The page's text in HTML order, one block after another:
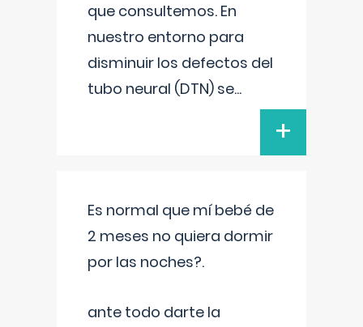
que consultemos. En
nuestro entorno para
disminuir los defectos del
tubo neural (DTN) se...
+
Es normal que mí bebé de
2 meses no quiera dormir
por las noches?.
ante todo darte la